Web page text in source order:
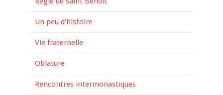
Un peu d’histoire
Vie fraternelle
Oblature
Rencontres intermonastiques